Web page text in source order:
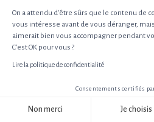
Une approche
cependant son lot de
Tout d'abord, il est
les données client à
On a attendu d'être sûrs que le contenu de
vous intéresse avant de vous déranger,
aimerait bien vous accompagner pendant
C'est OK pour vous ?
Lire la politique de confidentialité
Consentements certifiés
Non merci Je choisis